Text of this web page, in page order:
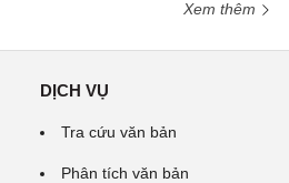
Xem thêm
DỊCH VỤ
Tra cứu văn bản
Phân tích văn bản